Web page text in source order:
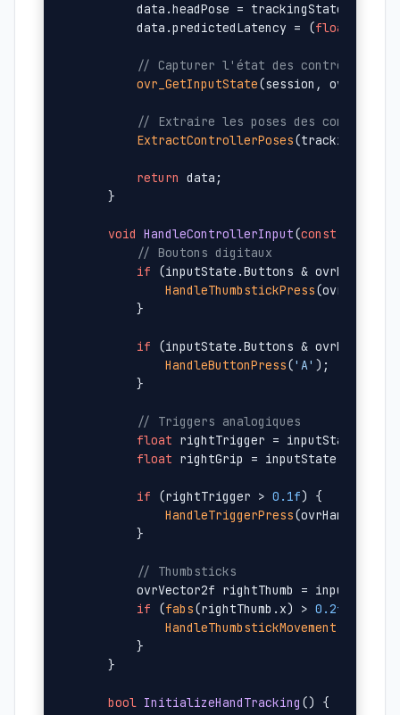
data.headPose =
        data.predictedLatency = (
float
// Capturer l'état des contrôleurs
ovr_GetInputState(session,
// Extraire les poses des contrôleurs
ExtractControllerPoses
return data;
    }
void HandleControllerInput(const
// Boutons digitaux
if (inputState.Buttons &
HandleThumbstickPress
        }
if (inputState.Buttons &
HandleButtonPress('A' );
        }
// Triggers analogiques
float rightTrigger =
float rightGrip =
if (rightTrigger > 0.1f) {
HandleTriggerPress
        }
// Thumbsticks
ovrVector2f rightThumb =
if (fabs(rightThumb.x) > 0.2f
HandleThumbstickMovement
        }
    }
bool InitializeHandTracking ()
{